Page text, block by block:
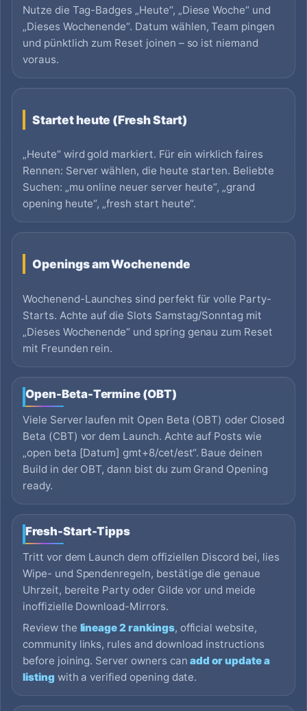
Nutze die Tag-Badges „Heute“, „Diese Woche“ und
„Dieses Wochenende“. Datum wählen, Team pingen
und pünktlich zum Reset joinen – so ist niemand
voraus.
Startet heute (Fresh Start)
„Heute“ wird gold markiert. Für ein wirklich faires
Rennen: Server wählen, die heute starten. Beliebte
Suchen: „mu online neuer server heute“, „grand
opening heute“, „fresh start heute“.
Openings am Wochenende
Wochenend-Launches sind perfekt für volle Party-
Starts. Achte auf die Slots Samstag/Sonntag mit
„Dieses Wochenende“ und spring genau zum Reset
mit Freunden rein.
Open-Beta-Termine (OBT)
Viele Server laufen mit Open Beta (OBT) oder Closed
Beta (CBT) vor dem Launch. Achte auf Posts wie
„open beta [Datum] gmt+8/cet/est“. Baue deinen
Build in der OBT, dann bist du zum Grand Opening
ready.
Fresh-Start-Tipps
Tritt vor dem Launch dem offiziellen Discord bei, lies
Wipe- und Spendenregeln, bestätige die genaue
Uhrzeit, bereite Party oder Gilde vor und meide
inoffizielle Download-Mirrors.
Review the lineage 2 rankings, official website,
community links, rules and download instructions
before joining. Server owners canadd or update a
listing with a verified opening date.